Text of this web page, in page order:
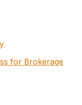
for Brokerage